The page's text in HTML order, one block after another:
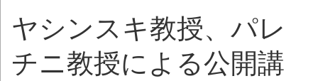
ヤシンスキ教授、パレ
チニ教授による公開講